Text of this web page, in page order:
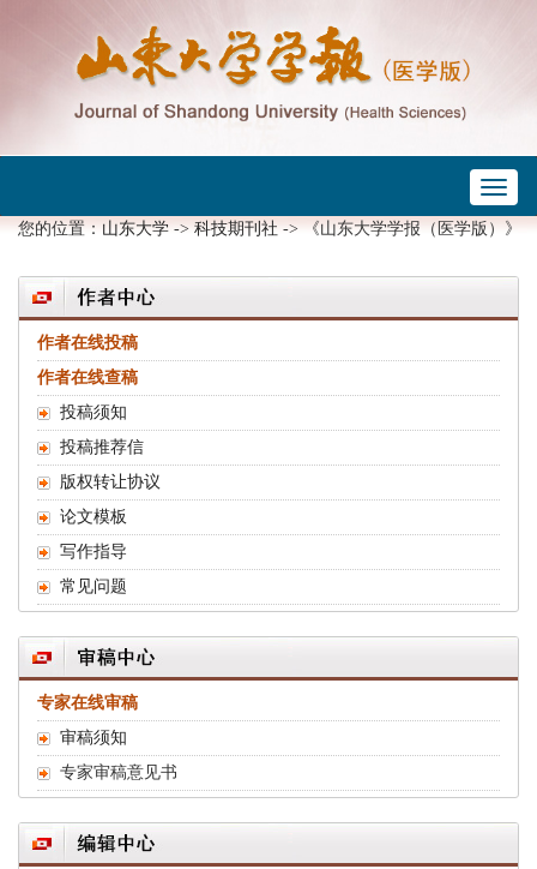
您的位置： 山东大学 -> 科技期刊社 -> 《山东大学学报（医学版）》
作者在线投稿
作者在线查稿
投稿须知
投稿推荐信
版权转让协议
论文模板
写作指导
常见问题
专家在线审稿
审稿须知
专家审稿意见书